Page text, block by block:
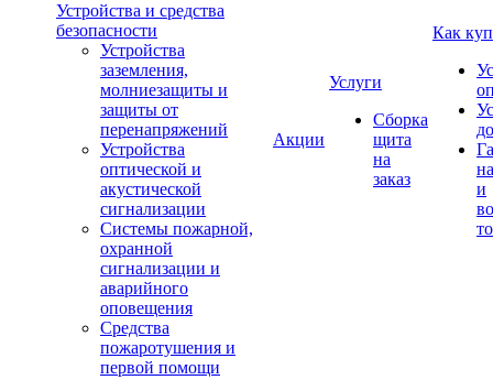
Устройства и средства
безопасности
Устройства
заземления,
молниезащиты и
защиты от
перенапряжений
Устройства
оптической и
акустической
сигнализации
Системы пожарной,
охранной
сигнализации и
аварийного
оповещения
Средства
пожаротушения и
первой помощи
Акции
Услуги
Сборка
щита
на
заказ
Как
и